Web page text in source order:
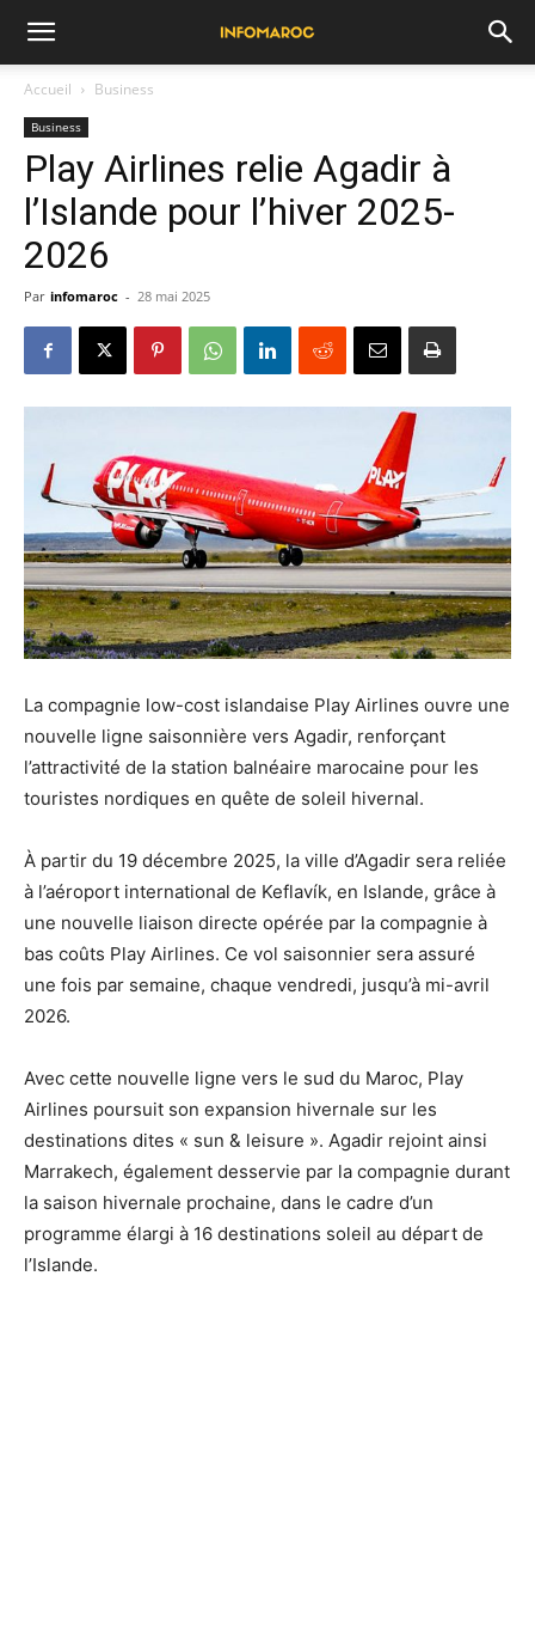
Accueil Business
Business
Play Airlines relie Agadir à
l’Islande pour l’hiver 2025-
2026
Par infomaroc - 28 mai 2025
La compagnie low-cost islandaise Play Airlines ouvre une
nouvelle ligne saisonnière vers Agadir, renforçant
l’attractivité de la station balnéaire marocaine pour les
touristes nordiques en quête de soleil hivernal.
À partir du 19 décembre 2025, la ville d’Agadir sera reliée
à l’aéroport international de Keflavík, en Islande, grâce à
une nouvelle liaison directe opérée par la compagnie à
bas coûts Play Airlines. Ce vol saisonnier sera assuré
une fois par semaine, chaque vendredi, jusqu’à mi-avril
2026.
Avec cette nouvelle ligne vers le sud du Maroc, Play
Airlines poursuit son expansion hivernale sur les
destinations dites « sun & leisure ». Agadir rejoint ainsi
Marrakech, également desservie par la compagnie durant
la saison hivernale prochaine, dans le cadre d’un
programme élargi à 16 destinations soleil au départ de
l’Islande.